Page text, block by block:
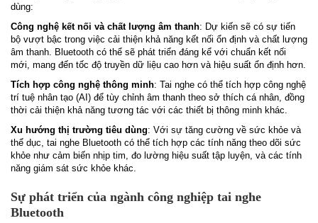
dùng:
Công nghệ kết nối và chất lượng âm thanh: Dự kiến sẽ có sự tiến
bộ vượt bậc trong việc cải thiện khả năng kết nối ổn định và chất lượng
âm thanh. Bluetooth có thể sẽ phát triển đáng kể với chuẩn kết nối
mới, mang đến tốc độ truyền dữ liệu cao hơn và hiệu suất ổn định hơn.
Tích hợp công nghệ thông minh: Tai nghe có thể tích hợp công nghệ
trí tuệ nhân tạo (AI) để tùy chỉnh âm thanh theo sở thích cá nhân, đồng
thời cải thiện khả năng tương tác với các thiết bị thông minh khác.
Xu hướng thị trường tiêu dùng: Với sự tăng cường về sức khỏe và
thể dục, tai nghe Bluetooth có thể tích hợp các tính năng theo dõi sức
khỏe như cảm biến nhịp tim, đo lường hiệu suất tập luyện, và các tính
năng giám sát sức khỏe khác.
Sự phát triển của ngành công nghiệp tai nghe
Bluetooth